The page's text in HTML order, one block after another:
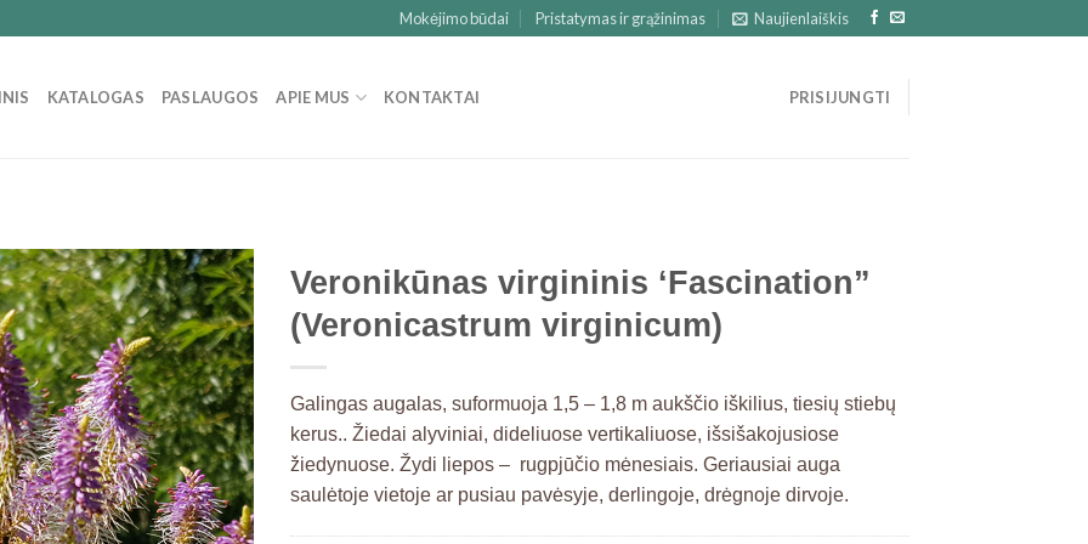
Mokėjimo būdai Pristatymas ir grąžinimas Naujienlaiškis
KATALOGAS PASLAUGOS APIE MUS KONTAKTAI PRISIJUNGTI
Veronikūnas virgininis ‘Fascination”
(Veronicastrum virginicum)
Galingas augalas, suformuoja 1,5 – 1,8 m aukščio iškilius, tiesių stiebų
kerus.. Žiedai alyviniai, dideliuose vertikaliuose, išsišakojusiose
žiedynuose. Žydi liepos – rugpjūčio mėnesiais. Geriausiai auga
saulėtoje vietoje ar pusiau pavėsyje, derlingoje, drėgnoje dirvoje.